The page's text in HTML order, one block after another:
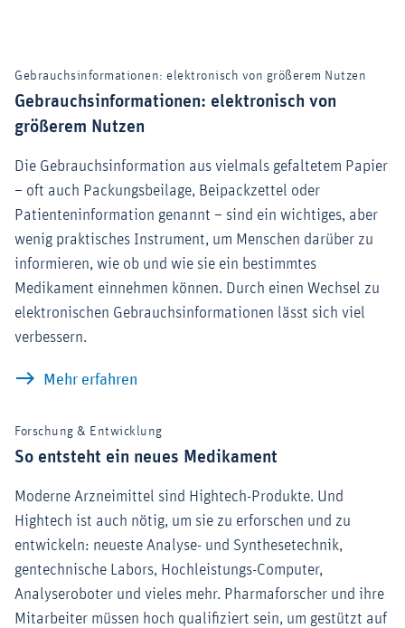
Gebrauchsinformationen: elektronisch von größerem Nutzen
Gebrauchsinformationen: elektronisch von
größerem Nutzen
Die Gebrauchsinformation aus vielmals gefaltetem Papier
– oft auch Packungsbeilage, Beipackzettel oder
Patienteninformation genannt – sind ein wichtiges, aber
wenig praktisches Instrument, um Menschen darüber zu
informieren, wie ob und wie sie ein bestimmtes
Medikament einnehmen können. Durch einen Wechsel zu
elektronischen Gebrauchsinformationen lässt sich viel
verbessern.
Mehr erfahren
Forschung & Entwicklung
So entsteht ein neues Medikament
Moderne Arzneimittel sind Hightech-Produkte. Und
Hightech ist auch nötig, um sie zu erforschen und zu
entwickeln: neueste Analyse- und Synthesetechnik,
gentechnische Labors, Hochleistungs-Computer,
Analyseroboter und vieles mehr. Pharmaforscher und ihre
Mitarbeiter müssen hoch qualifiziert sein, um gestützt auf